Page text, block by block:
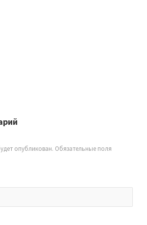
опубликован. Обязательные поля